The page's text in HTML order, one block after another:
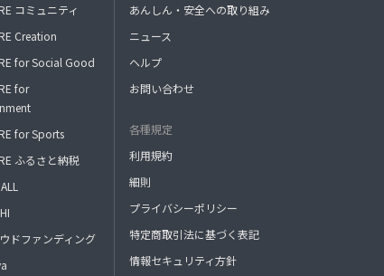
コミュニティ
Creation
for Social Good
for
for Sports
ふるさと納税
ドファンディング
あんしん・安全への取り組み
ニュース
ヘルプ
お問い合わせ
各種規定
利用規約
細則
プライバシーポリシー
特定商取引法に基づく表記
情報セキュリティ方針